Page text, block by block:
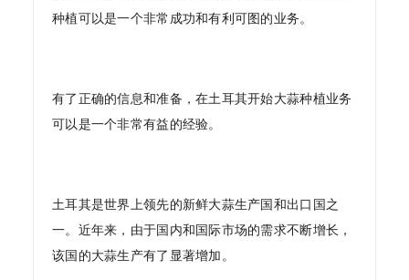
种植可以是一个非常成功和有利可图的业务。
有了正确的信息和准备，在土耳其开始大蒜种植业务
可以是一个非常有益的经验。
土耳其是世界上领先的新鲜大蒜生产国和出口国之
一。近年来，由于国内和国际市场的需求不断增长，
该国的大蒜生产有了显著增加。